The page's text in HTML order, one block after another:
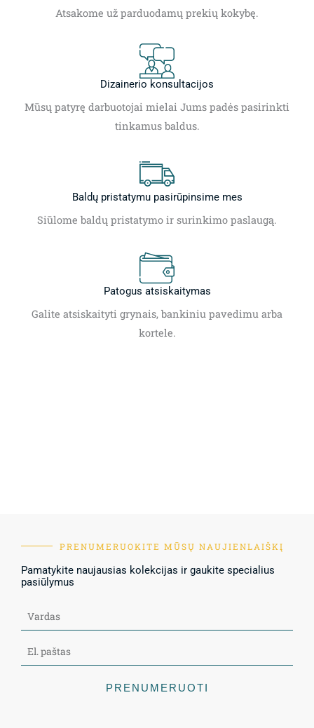
Atsakome už parduodamų prekių kokybę.
Dizainerio konsultacijos
Mūsų patyrę darbuotojai mielai Jums padės pasirinkti
tinkamus baldus.
Baldų pristatymu pasirūpinsime mes
Siūlome baldų pristatymo ir surinkimo paslaugą.
Patogus atsiskaitymas
Galite atsiskaityti grynais, bankiniu pavedimu arba
kortele.
PRENUMERUOKITE MŪSŲ NAUJIENLAIŠKĮ
Pamatykite naujausias kolekcijas ir gaukite specialius
pasiūlymus
PRENUMERUOTI